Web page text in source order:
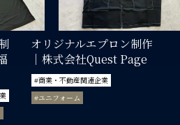
オリジナルエプロン制作
｜株式会社Quest Page
#商業・不動産関連企業
#ユニフォーム